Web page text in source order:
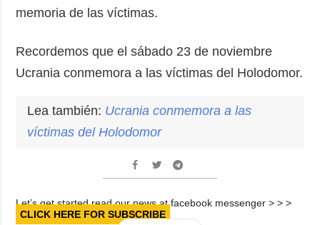
memoria de las víctimas.
Recordemos que el sábado 23 de noviembre
Ucrania conmemora a las víctimas del Holodomor.
Lea también: Ucrania conmemora a las
víctimas delHolodomor
Let’s get started read our news at facebook messenger > > >
CLICK HERE FOR SUBSCRIBE